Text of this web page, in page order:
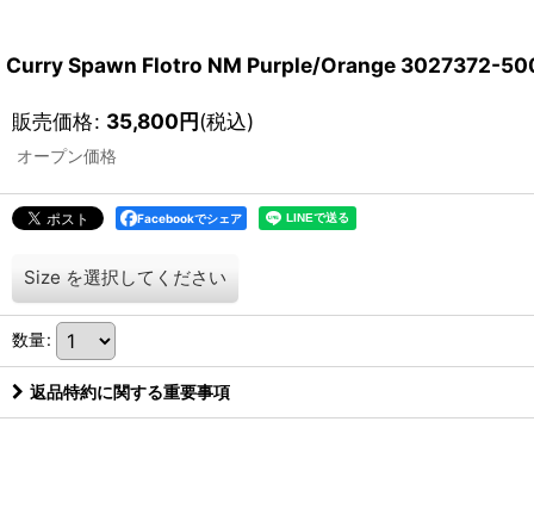
Curry Spawn Flotro NM Purple/Orange 3027372-500
販売価格: 35,800円(税込)
オープン価格
Facebookでシェア
Size を選択してください
数量:
返品特約に関する重要事項